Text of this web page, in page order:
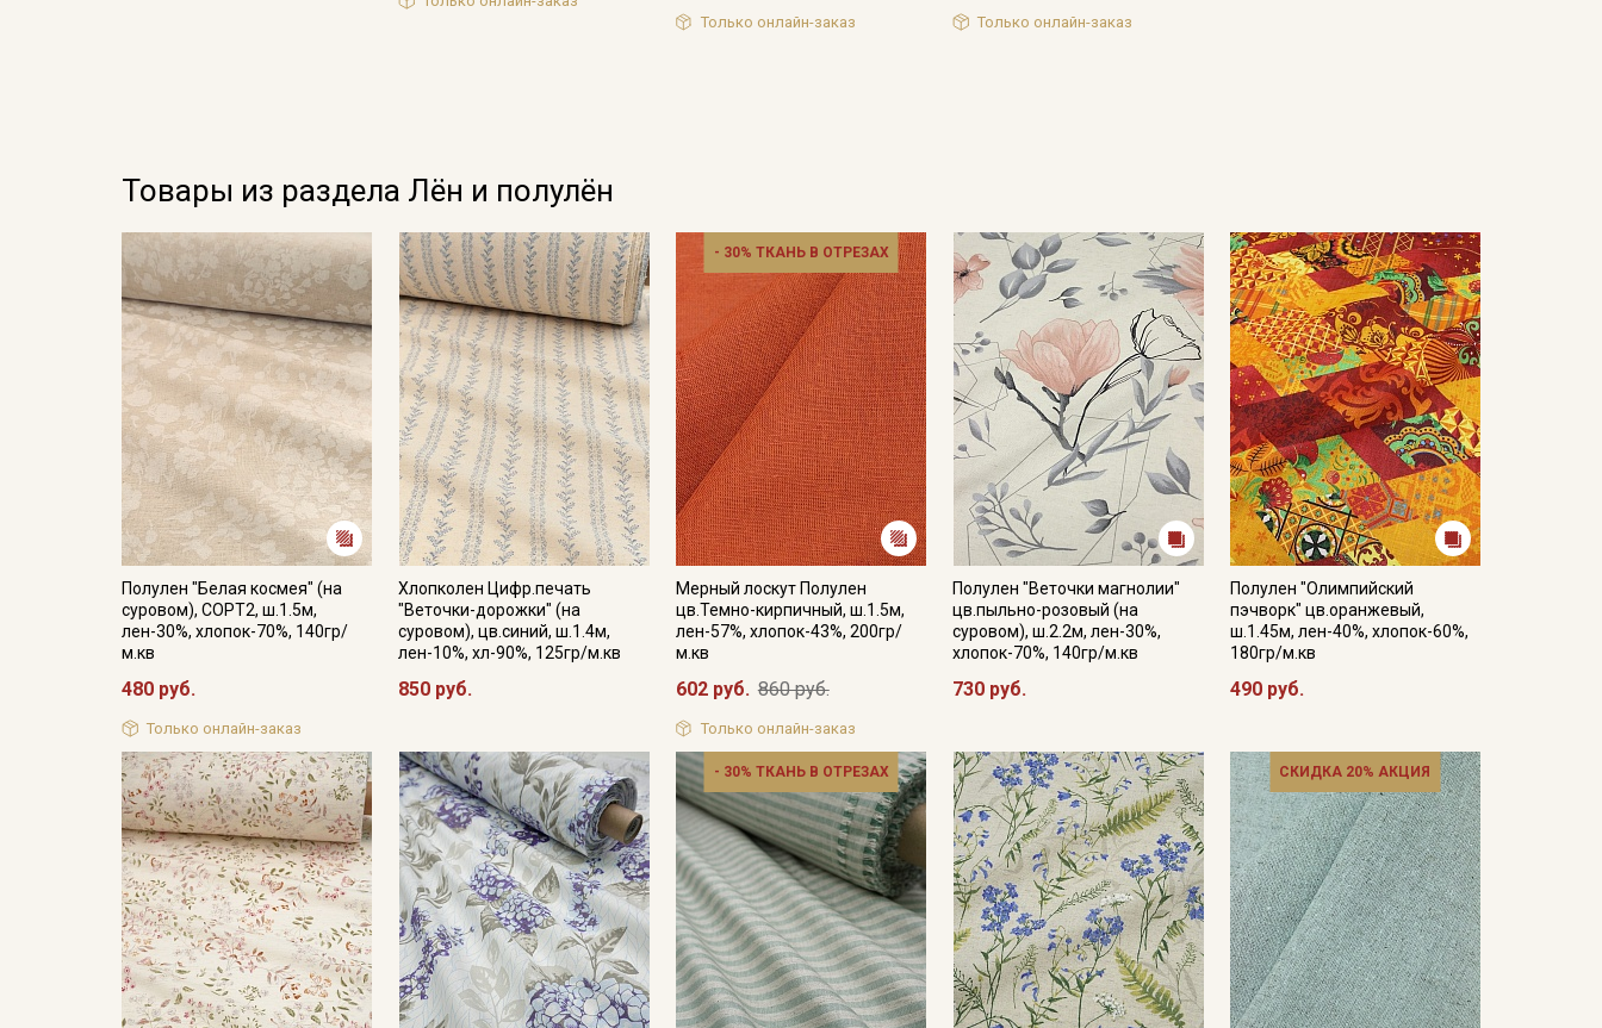
Только онлайн-заказ Только онлайн-заказ
Товары из раздела Лён и полулён
Полулен "Белая космея" (на
суровом), СОРТ2, ш.1.5м,
лен-30%, хлопок-70%, 140гр/
м.кв
480 руб.
Только онлайн-заказ
Хлопколен Цифр.печать
"Веточки-дорожки" (на
суровом), цв.синий, ш.1.4м,
лен-10%, хл-90%, 125гр/м.кв
850 руб.
- 30% ТКАНЬ В ОТРЕЗАХ
Мерный лоскут Полулен
цв.Темно-кирпичный, ш.1.5м,
лен-57%, хлопок-43%, 200гр/
м.кв
602 руб. 860 руб.
Только онлайн-заказ
Полулен "Веточки магнолии"
цв.пыльно-розовый (на
суровом), ш.2.2м, лен-30%,
хлопок-70%, 140гр/м.кв
730 руб.
Полулен "Олимпийский
пэчворк" цв.оранжевый,
ш.1.45м, лен-40%, хлопок-60%,
180гр/м.кв
490 руб.
- 30% ТКАНЬ В ОТРЕЗАХ СКИДКА 20% АКЦИЯ
и даюСогласие на обработку персональных